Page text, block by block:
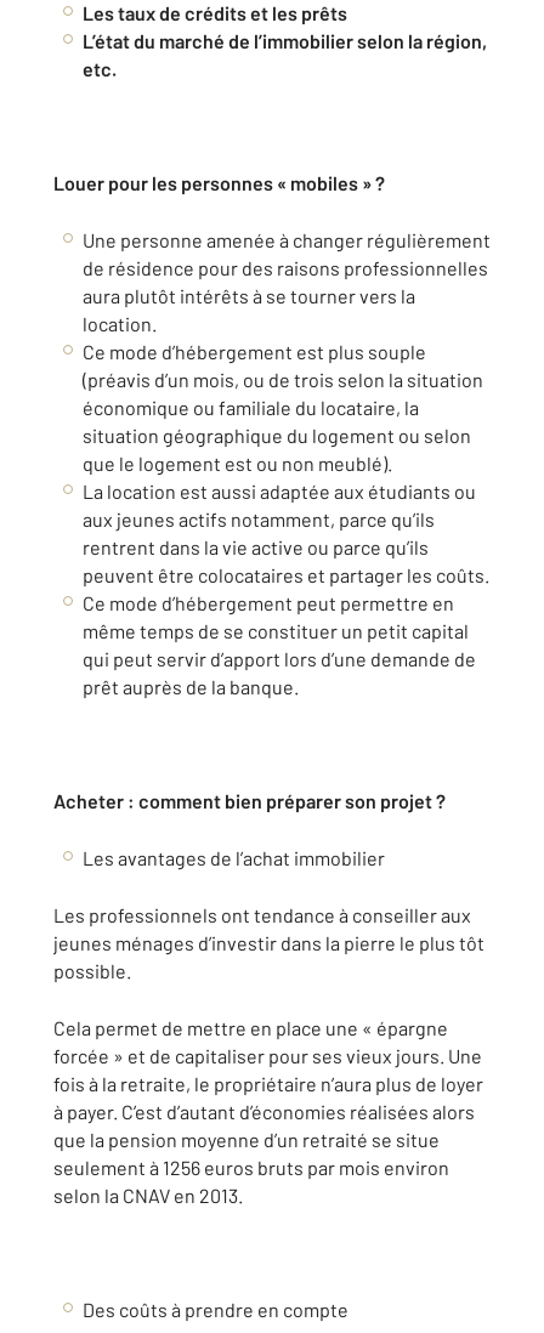
Les taux de crédits et les prêts
L’état du marché de l’immobilier selon la région,
etc.
Louer pour les personnes « mobiles » ?
Une personne amenée à changer régulièrement
de résidence pour des raisons professionnelles
aura plutôt intérêts à se tourner vers la
location.
Ce mode d’hébergement est plus souple
(préavis d’un mois, ou de trois selon la situation
économique ou familiale du locataire, la
situation géographique du logement ou selon
que le logement est ou non meublé).
La location est aussi adaptée aux étudiants ou
aux jeunes actifs notamment, parce qu’ils
rentrent dans la vie active ou parce qu’ils
peuvent être colocataires et partager les coûts.
Ce mode d’hébergement peut permettre en
même temps de se constituer un petit capital
qui peut servir d’apport lors d’une demande de
prêt auprès de la banque.
Acheter : comment bien préparer son projet ?
Les avantages de l’achat immobilier
Les professionnels ont tendance à conseilleraux
jeunes ménages d’investir dans la pierre le plus tôt
possible.
Cela permet de mettre en place une « épargne
forcée » et de capitaliser pour ses vieux jours. Une
fois à la retraite, le propriétaire n’aura plus de loyer
à payer. C’est d’autant d’économies réalisées alors
que la pension moyenne d’un retraité se situe
seulement à 1256 euros bruts par mois environ
selon la CNAV en 2013.
Des coûts à prendre en compte